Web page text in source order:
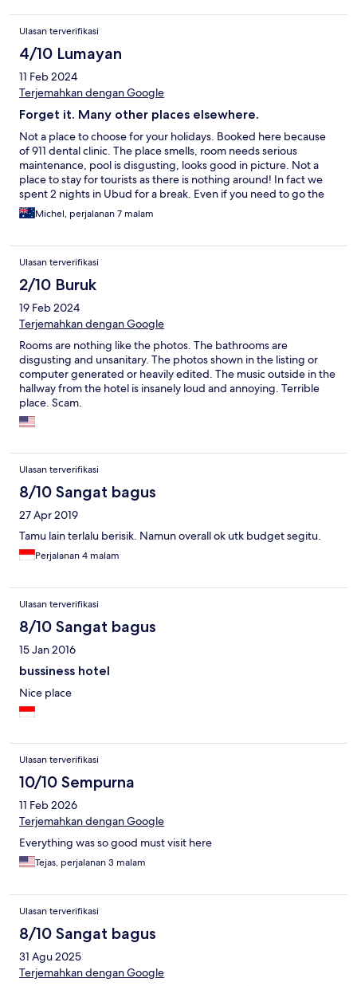
Ulasan terverifikasi
4/10 Lumayan
11 Feb 2024
Terjemahkan dengan Google
Forget it. Many other places elsewhere.
Not a place to choose for your holidays. Booked here because
of 911 dental clinic. The place smells, room needs serious
maintenance, pool is disgusting, looks good in picture. Not a
place to stay for tourists as there is nothing around! In fact we
spent 2 nights in Ubud for a break. Even if you need to go the
the dental place( excellent by the way) take Grab for transport, I
wish I knew that before. Breakfast was ok, I guess. In conclusion,
Michel, perjalanan 7 malam
Ulasan terverifikasi
2/10 Buruk
19 Feb 2024
Terjemahkan dengan Google
Rooms are nothing like the photos. The bathrooms are
disgusting and unsanitary. The photos shown in the listing or
computer generated or heavily edited. The music outside in the
hallway from the hotel is insanely loud and annoying. Terrible
place. Scam.
Ulasan terverifikasi
8/10 Sangat bagus
27 Apr 2019
Tamu lain terlalu berisik. Namun overall ok utk budget segitu.
Perjalanan 4 malam
Ulasan terverifikasi
8/10 Sangat bagus
15 Jan 2016
bussiness hotel
Nice place
Ulasan terverifikasi
10/10 Sempurna
11 Feb 2026
Terjemahkan dengan Google
Everything was so good must visit here
Tejas, perjalanan 3 malam
Ulasan terverifikasi
8/10 Sangat bagus
31 Agu 2025
Terjemahkan dengan Google